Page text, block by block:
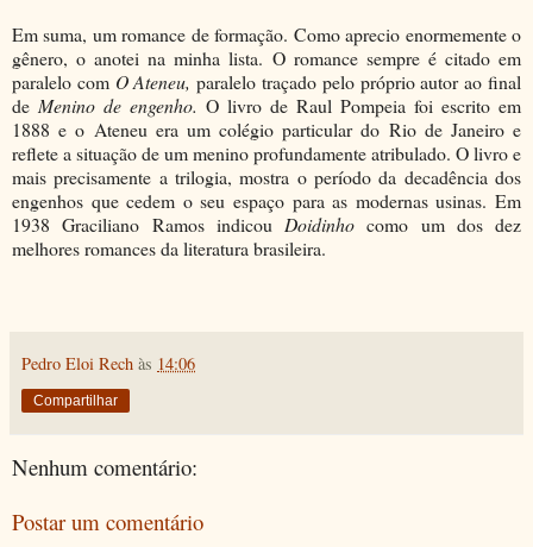
Em suma, um romance de formação. Como aprecio enormemente o
gênero, o anotei na minha lista. O romance sempre é citado em
paralelo com O Ateneu,paralelo traçado pelo próprio autor ao final
de Menino de engenho. O livro de Raul Pompeia foi escrito em
1888 e o Ateneu era um colégio particular do Rio de Janeiro e
reflete a situação de um menino profundamente atribulado. O livro e
mais precisamente a trilogia, mostra o período da decadência dos
engenhos que cedem o seu espaço para as modernas usinas. Em
1938 Graciliano Ramos indicou Doidinhocomo um dos dez
melhores romances da literatura brasileira.
Pedro Eloi Rech às 14:06
Compartilhar
Nenhum comentário:
Postar um comentário